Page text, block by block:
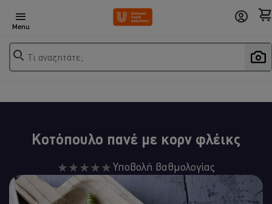
Menu
Τι αναζητάτε;
Κοτόπουλο πανέ με κορν φλέικς
Δεν
υποβλήθηκαν
αξιολογήσεις
Υποβολή βαθμολογίας